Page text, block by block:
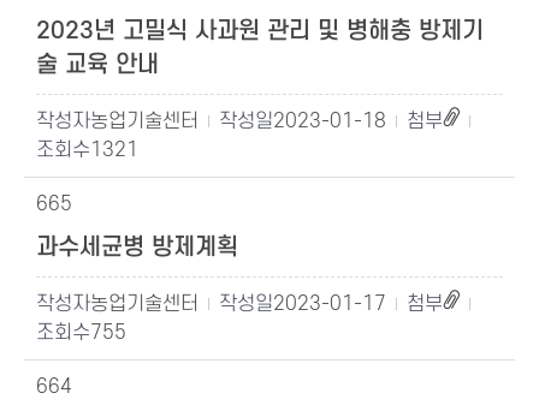
2023년 고밀식 사과원 관리 및 병해충 방제기
술 교육 안내
농업기술센터
2023-01-18
1321
665
과수세균병 방제계획
농업기술센터
2023-01-17
755
664